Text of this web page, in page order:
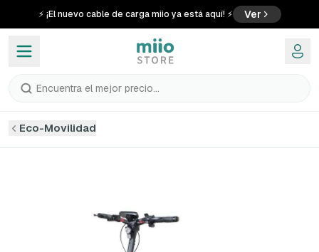
⚡ ¡El nuevo cable de carga miio ya está aquí! ⚡ Ver
Encuentra el mejor precio...
Eco-Movilidad